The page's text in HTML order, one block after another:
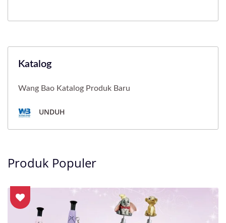
Katalog
Wang Bao Katalog Produk Baru
UNDUH
Produk Populer